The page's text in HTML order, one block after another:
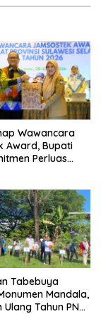
Wawancara
Award, Bupati
Perluas
Tabebuya
Mandala,
Tahun PNM